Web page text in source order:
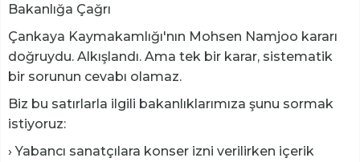
Bakanlığa Çağrı
Çankaya Kaymakamlığı'nın Mohsen Namjoo kararı
doğruydu. Alkışlandı. Ama tek bir karar, sistematik
bir sorunun cevabı olamaz.
Biz bu satırlarla ilgili bakanlıklarımıza şunu sormak
istiyoruz:
› Yabancı sanatçılara konser izni verilirken içerik